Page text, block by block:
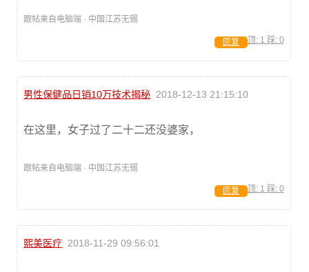
跟帖来自电脑端 · 中国江苏无锡
顶: 1 踩: 0
回复
男性保健品日销10万技术揭秘 2018-12-13 21:15:10
在这里，女子过了二十二还没婆家，
跟帖来自电脑端 · 中国江苏无锡
顶: 1 踩: 0
回复
熙美医疗 2018-11-29 09:56:01